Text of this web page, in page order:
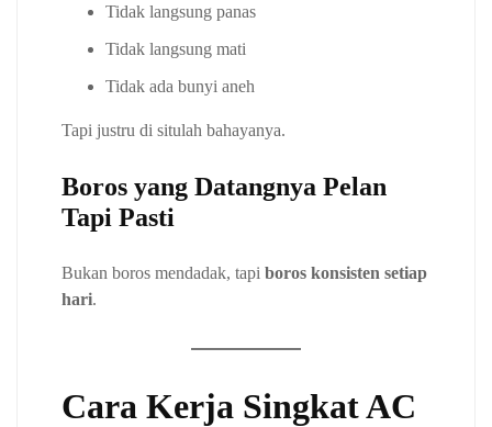
Tidak langsung panas
Tidak langsung mati
Tidak ada bunyi aneh
Tapi justru di situlah bahayanya.
Boros yang Datangnya Pelan
Tapi Pasti
Bukan boros mendadak, tapi boros konsisten setiap
hari.
Cara Kerja Singkat AC